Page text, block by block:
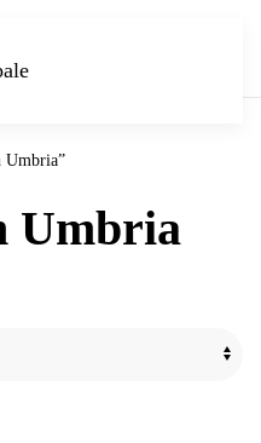
Umbria”
Umbria